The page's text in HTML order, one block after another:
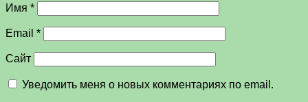
Имя *
Email *
Сайт
Уведомить меня о новых комментариях по email.